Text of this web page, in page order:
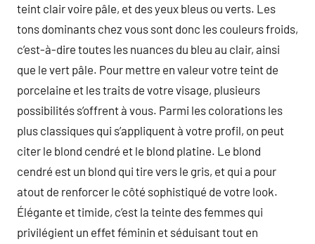
teint clair voire pâle, et des yeux bleus ou verts. Les
tons dominants chez vous sont donc les couleurs froids,
c’est-à-dire toutes les nuances du bleu au clair, ainsi
que le vert pâle. Pour mettre en valeur votre teint de
porcelaine et les traits de votre visage, plusieurs
possibilités s’offrent à vous. Parmi les colorations les
plus classiques qui s’appliquent à votre profil, on peut
citer le blond cendré et le blond platine. Le blond
cendré est un blond qui tire vers le gris, et qui a pour
atout de renforcer le côté sophistiqué de votre look.
Élégante et timide, c’est la teinte des femmes qui
privilégient un effet féminin et séduisant tout en